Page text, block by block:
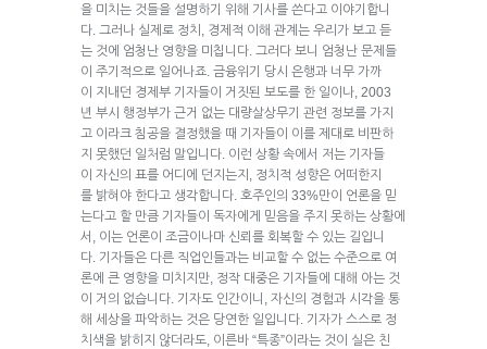
을 미치는 것들을 설명하기 위해 기사를 쓴다고 이야기합니
다. 그러나 실제로 정치, 경제적 이해 관계는 우리가 보고 듣
는 것에 엄청난 영향을 미칩니다. 그러다 보니 엄청난 문제들
이 주기적으로 일어나죠. 금융위기 당시 은행과 너무 가까
이 지내던 경제부 기자들이 거짓된 보도를 한 일이나, 2003
년 부시 행정부가 근거 없는 대량살상무기 관련 정보를 가지
고 이라크 침공을 결정했을 때 기자들이 이를 제대로 비판하
지 못했던 일처럼 말입니다. 이런 상황 속에서 저는 기자들
이 자신의 표를 어디에 던지는지, 정치적 성향은 어떠한지
를 밝혀야 한다고 생각합니다. 호주인의 33%만이 언론을 믿
는다고 할 만큼 기자들이 독자에게 믿음을 주지 못하는 상황에
서, 이는 언론이 조금이나마 신뢰를 회복할 수 있는 길입니
다. 기자들은 다른 직업인들과는 비교할 수 없는 수준으로 여
론에 큰 영향을 미치지만, 정작 대중은 기자들에 대해 아는 것
이 거의 없습니다. 기자도 인간이니, 자신의 경험과 시각을 통
해 세상을 파악하는 것은 당연한 일입니다. 기자가 스스로 정
치색을 밝히지 않더라도, 이른바 “특종”이라는 것이 실은 친